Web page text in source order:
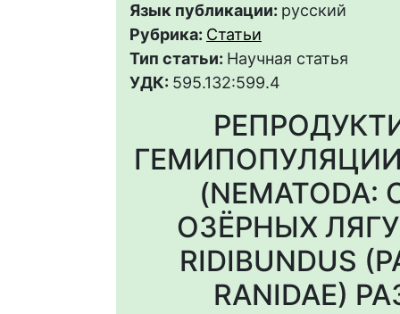
Язык публикации: русский
Рубрика: Статьи
Тип статьи: Научная статья
УДК: 595.132:599.4
ГЕМИПОПУЛЯЦИИ
(NEMATODA:
ОЗЁРНЫХ
RIDIBUNDUS
RANIDAE)